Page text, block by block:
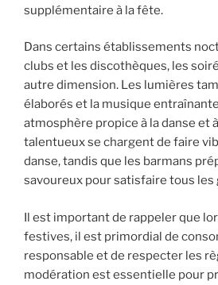
supplémentaire à la fête.
Dans certains établissements
clubs et les discothèques, les
autre dimension. Les lumières
élaborés et la musique
atmosphère propice à la danse et
talentueux se chargent de faire
danse, tandis que les barmans
savoureux pour satisfaire tous les
Il est important de rappeler que
festives, il est primordial de
responsable et de respecter les
modération est essentielle pour